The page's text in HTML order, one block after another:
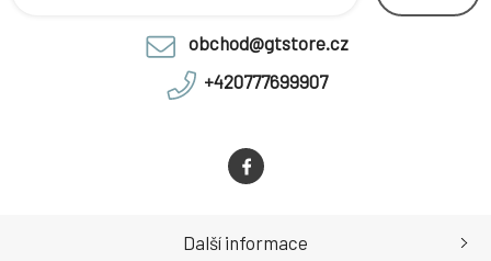
obchod@gtstore.cz
+420777699907
Další informace